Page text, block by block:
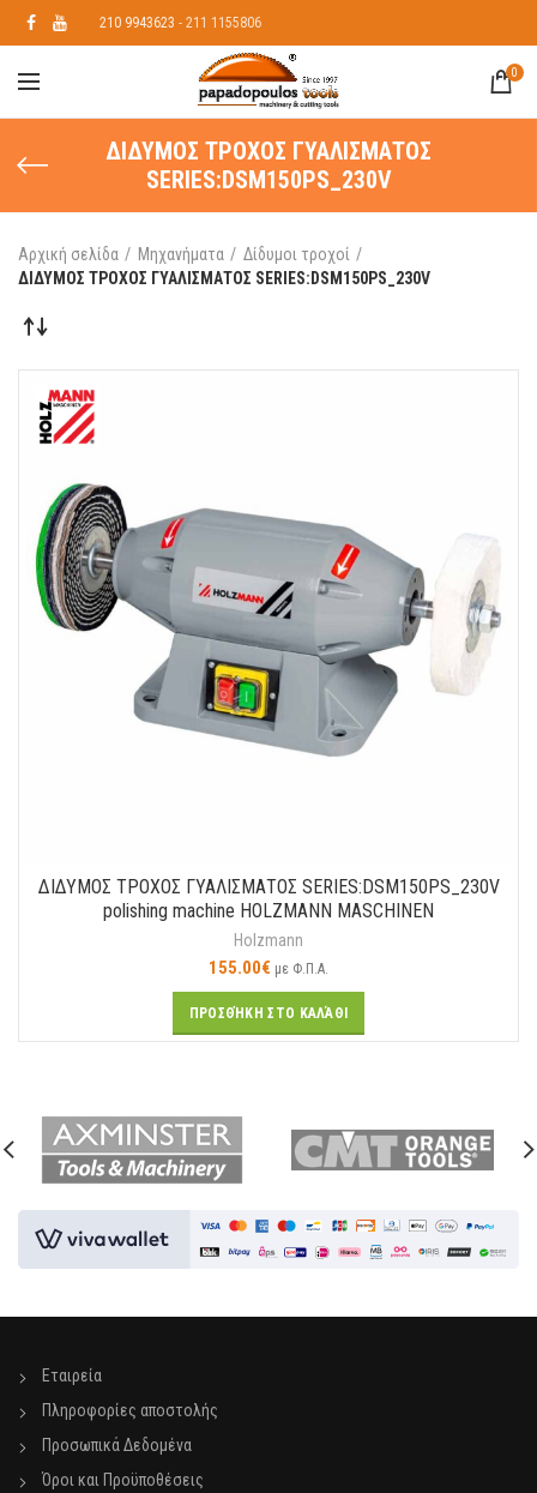
210 9943623 - 211 1155806
0
ΔΙΔΥΜΟΣ ΤΡΟΧΟΣ ΓΥΑΛΙΣΜΑΤΟΣ
SERIES:DSM150PS_230V
Αρχική σελίδα Μηχανήματα
Δίδυμοι τροχοί
ΔΙΔΥΜΟΣ ΤΡΟΧΟΣ ΓΥΑΛΙΣΜΑΤΟΣ SERIES:DSM150PS_230V
ΔΙΔΥΜΟΣ ΤΡΟΧΟΣ ΓΥΑΛΙΣΜΑΤΟΣ SERIES:DSM150PS_230V
polishing machine HOLZMANN MASCHINEN
Holzmann
155.00€ με Φ.Π.Α.
ΠΡΟΣΘΉΚΗ ΣΤΟ ΚΑΛΆΘΙ
Εταιρεία
Πληροφορίες αποστολής
Προσωπικά Δεδομένα
Όροι και Προϋποθέσεις